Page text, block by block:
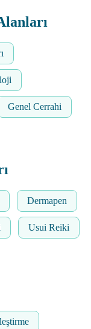
Genel Cerrahi
Dermapen
Usui Reiki